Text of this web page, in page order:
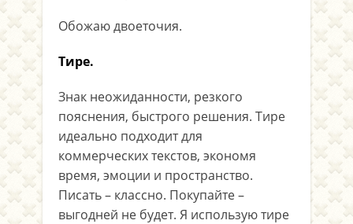
Обожаю двоеточия.
Тире.
Знак неожиданности, резкого
пояснения, быстрого решения. Тире
идеально подходит для
коммерческих текстов, экономя
время, эмоции и пространство.
Писать – классно. Покупайте –
выгодней не будет. Я использую тире